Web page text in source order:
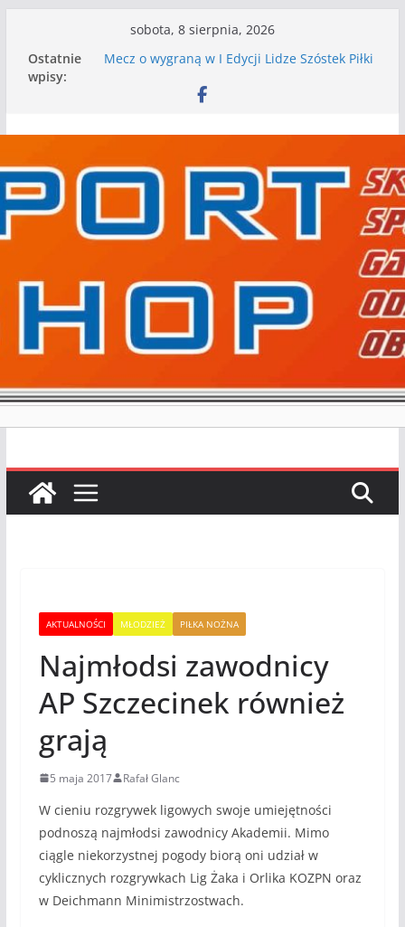
treści
sobota, 8 sierpnia, 2026
Ostatnie
wpisy:
Mecz o wygraną w I Edycji Lidze Szóstek Piłki
Nasze piłkarskie zespoły w toku przygotowań
Kolejne gry kontrolne naszych piłkarskich
WKS wygrywa pierwszą edycję Ligi Szóstek w
Gwdzie Wielkiej
I mamy kolejne gry kontrolne, piłkarskie
granie przed nami
AKTUALNOŚCI MŁODZIEŻ PIŁKA NOŻNA
Najmłodsi zawodnicy
AP Szczecinek również
grają
5 maja 2017 Rafał Glanc
W cieniu rozgrywek ligowych swoje umiejętności
podnoszą najmłodsi zawodnicy Akademii. Mimo
ciągle niekorzystnej pogody biorą oni udział w
cyklicznych rozgrywkach Lig Żaka i Orlika KOZPN oraz
w Deichmann Minimistrzostwach.